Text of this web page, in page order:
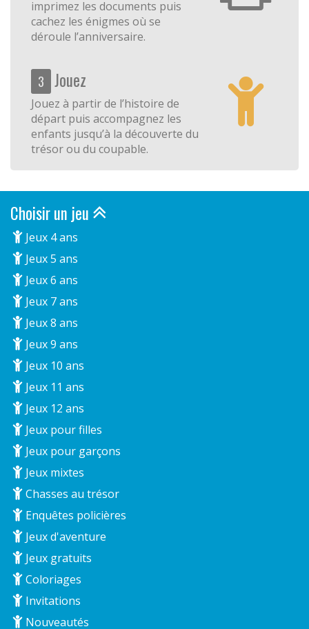
imprimez les documents puis
cachez les énigmes où se
déroule l’anniversaire.
3 Jouez
Jouez à partir de l’histoire de
départ puis accompagnez les
enfants jusqu’à la découverte du
trésor ou du coupable.
Choisir un jeu
Jeux 4 ans
Jeux 5 ans
Jeux 6 ans
Jeux 7 ans
Jeux 8 ans
Jeux 9 ans
Jeux 10 ans
Jeux 11 ans
Jeux 12 ans
Jeux pour filles
Jeux pour garçons
Jeux mixtes
Chasses au trésor
Enquêtes policières
Jeux d'aventure
Jeux gratuits
Coloriages
Invitations
Nouveautés